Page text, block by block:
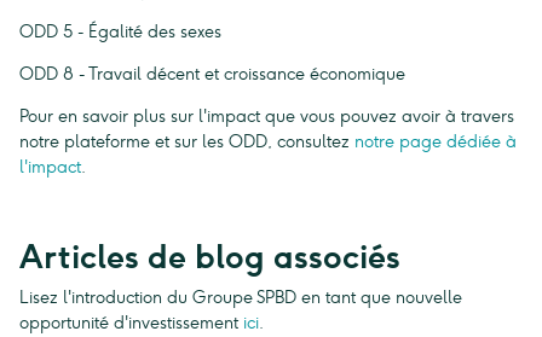
ODD 5 - Égalité des sexes
ODD 8 - Travail décent et croissance économique
Pour en savoir plus sur l'impact que vous pouvez avoir à travers
notre plateforme et sur les ODD, consultez notre page dédiée à
l'impact.
Articles de blog associés
Lisez l'introduction du Groupe SPBD en tant que nouvelle
opportunité d'investissement ici.